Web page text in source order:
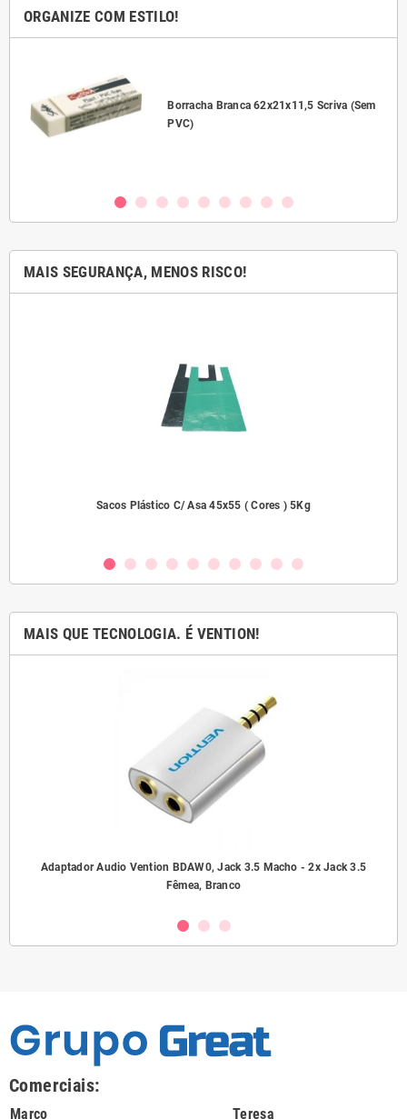
ORGANIZE COM ESTILO!
Borracha Branca 62x21x11,5 Scriva (Sem
PVC)
MAIS SEGURANÇA, MENOS RISCO!
Sacos Plástico C/ Asa 45x55 ( Cores ) 5Kg
MAIS QUE TECNOLOGIA. É VENTION!
Adaptador Audio Vention BDAW0, Jack 3.5 Macho - 2x Jack 3.5
Fêmea, Branco
Comerciais:
Marco Teresa